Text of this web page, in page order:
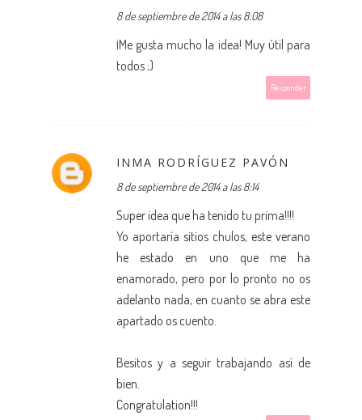
8 de septiembre de 2014 a las 8:08
¡Me gusta mucho la idea! Muy útil para
todos ;)
Responder
INMA RODRÍGUEZ PAVÓN
8 de septiembre de 2014 a las 8:14
Super idea que ha tenido tu prima!!!!
Yo aportaría sitios chulos, este verano
he estado en uno que me ha
enamorado, pero por lo pronto no os
adelanto nada, en cuanto se abra este
apartado os cuento.
Besitos y a seguir trabajando así de
bien.
Congratulation!!!